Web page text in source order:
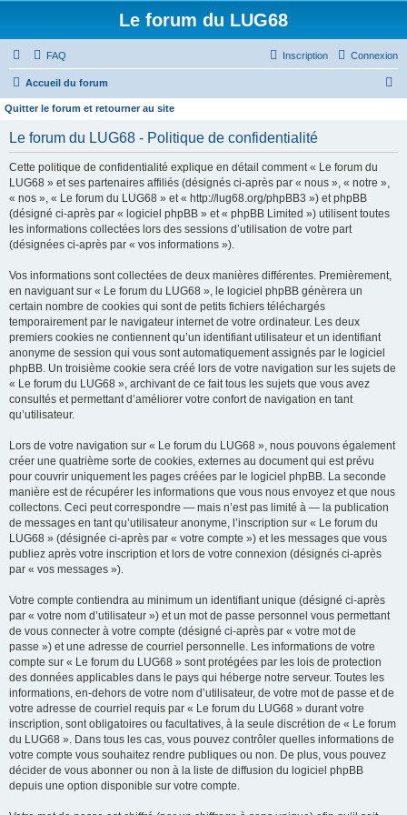
Le forum du LUG68
FAQ Connexion
Inscription
Accueil du forum
Quitter le forum et retourner au site
Le forum du LUG68 - Politique de confidentialité
Cette politique de confidentialité explique en détail comment « Le forum du
LUG68 » et ses partenaires affiliés (désignés ci-après par « nous », « notre »,
« nos », « Le forum du LUG68 » et « http://lug68.org/phpBB3 ») et phpBB
(désigné ci-après par « logiciel phpBB » et « phpBB Limited ») utilisent toutes
les informations collectées lors des sessions d’utilisation de votre part
(désignées ci-après par « vos informations »).
Vos informations sont collectées de deux manières différentes. Premièrement,
en naviguant sur « Le forum du LUG68 », le logiciel phpBB génèrera un
certain nombre de cookies qui sont de petits fichiers téléchargés
temporairement par le navigateur internet de votre ordinateur. Les deux
premiers cookies ne contiennent qu’un identifiant utilisateur et un identifiant
anonyme de session qui vous sont automatiquement assignés par le logiciel
phpBB. Un troisième cookie sera créé lors de votre navigation sur les sujets de
« Le forum du LUG68 », archivant de ce fait tous les sujets que vous avez
consultés et permettant d’améliorer votre confort de navigation en tant
qu’utilisateur.
Lors de votre navigation sur « Le forum du LUG68 », nous pouvons également
créer une quatrième sorte de cookies, externes au document qui est prévu
pour couvrir uniquement les pages créées par le logiciel phpBB. La seconde
manière est de récupérer les informations que vous nous envoyez et que nous
collectons. Ceci peut correspondre — mais n’est pas limité à — la publication
de messages en tant qu’utilisateur anonyme, l’inscription sur « Le forum du
LUG68 » (désignée ci-après par « votre compte ») et les messages que vous
publiez après votre inscription et lors de votre connexion (désignés ci-après
par « vos messages »).
Votre compte contiendra au minimum un identifiant unique (désigné ci-après
par « votre nom d’utilisateur ») et un mot de passe personnel vous permettant
de vous connecter à votre compte (désigné ci-après par « votre mot de
passe ») et une adresse de courriel personnelle. Les informations de votre
compte sur « Le forum du LUG68 » sont protégées par les lois de protection
des données applicables dans le pays qui héberge notre serveur. Toutes les
informations, en-dehors de votre nom d’utilisateur, de votre mot de passe et de
votre adresse de courriel requis par « Le forum du LUG68 » durant votre
inscription, sont obligatoires ou facultatives, à la seule discrétion de « Le forum
du LUG68 ». Dans tous les cas, vous pouvez contrôler quelles informations de
votre compte vous souhaitez rendre publiques ou non. De plus, vous pouvez
décider de vous abonner ou non à la liste de diffusion du logiciel phpBB
depuis une option disponible sur votre compte.